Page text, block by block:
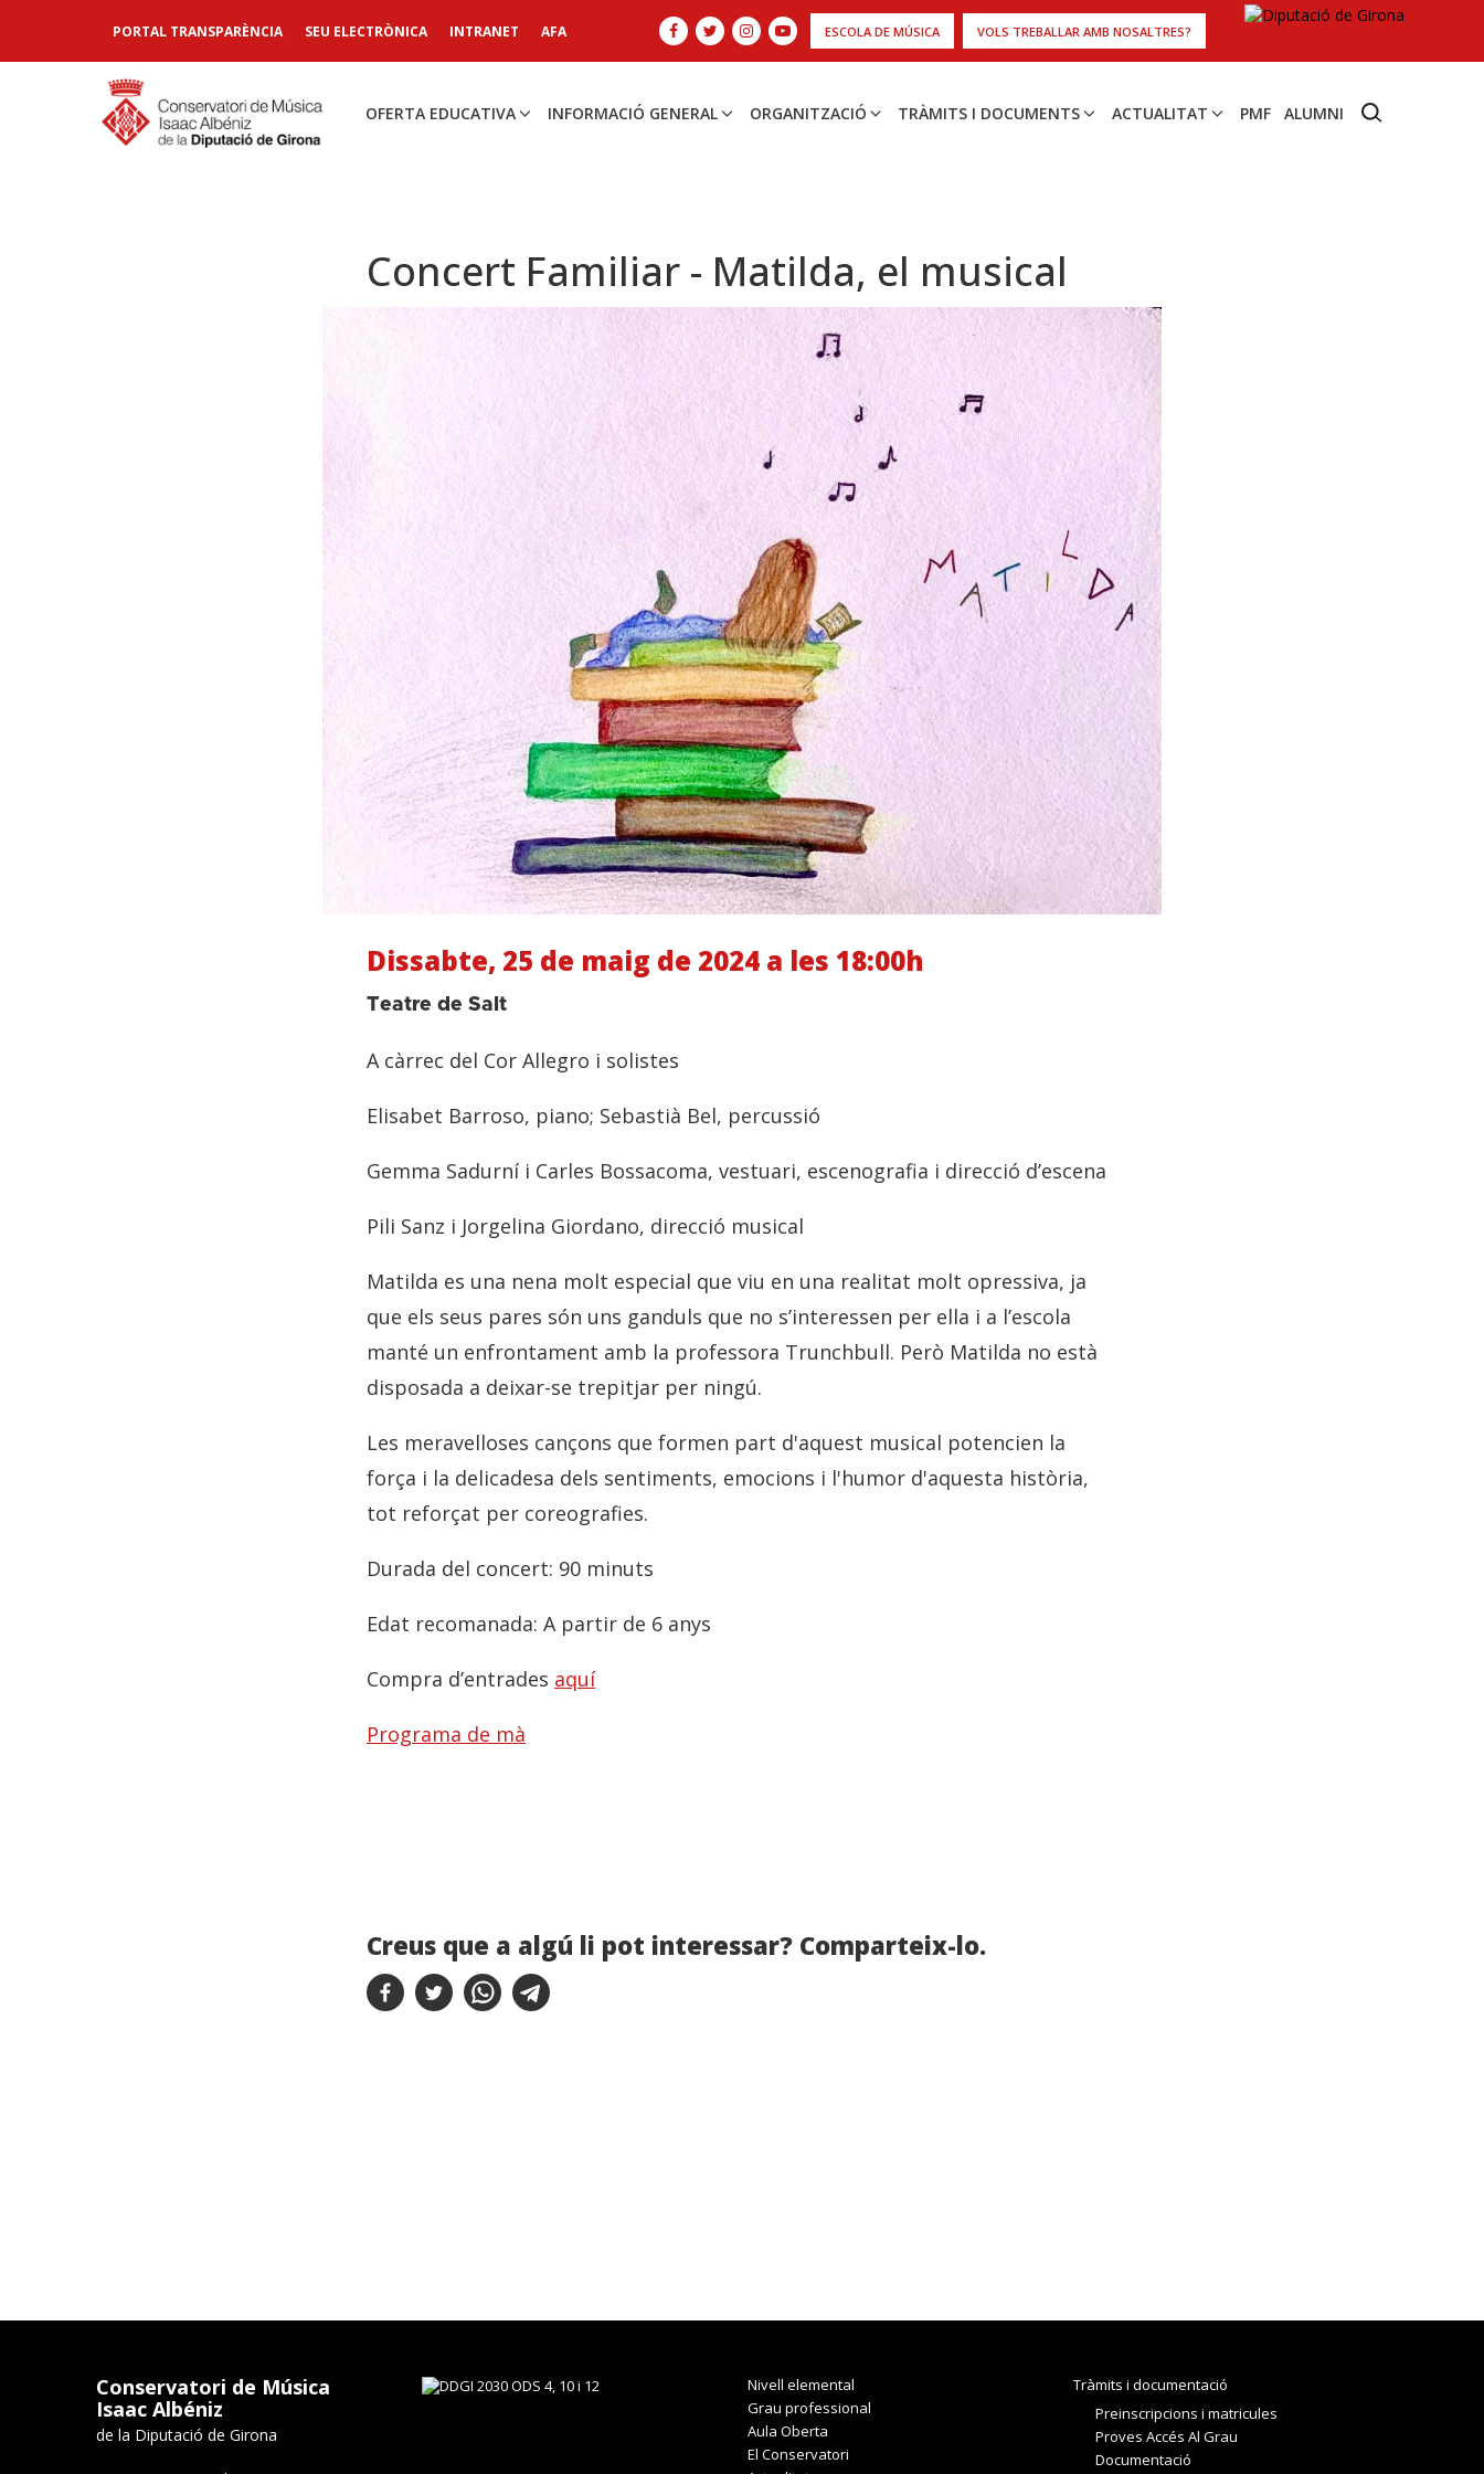
PORTAL TRANSPARÈNCIA SEU ELECTRÒNICA INTRANET AFA ESCOLA DE MÚSICA VOLS TREBALLAR AMB NOSALTRES?
OFERTA EDUCATIVA INFORMACIÓ GENERAL ORGANITZACIÓ TRÀMITS I DOCUMENTS ACTUALITAT PMF ALUMNI
Concert Familiar - Matilda, el musical
Dissabte, 25 de maig de 2024 a les 18:00h
Teatre de Salt
A càrrec del Cor Allegro i solistes
Elisabet Barroso, piano; Sebastià Bel, percussió
Gemma Sadurní i Carles Bossacoma, vestuari, escenografia i direcció d’escena
Pili Sanz i Jorgelina Giordano, direcció musical
Matilda es una nena molt especial que viu en una realitat molt opressiva, ja
que els seus pares són uns ganduls que no s’interessen per ella i a l’escola
manté un enfrontament amb la professora Trunchbull. Però Matilda no està
disposada a deixar-se trepitjar per ningú.
Les meravelloses cançons que formen part d'aquest musical potencien la
força i la delicadesa dels sentiments, emocions i l'humor d'aquesta història,
tot reforçat per coreografies.
Durada del concert: 90 minuts
Edat recomanada: A partir de 6 anys
Compra d’entrades aquí
Programa de mà
Creus que a algú li pot interessar? Comparteix-lo.
Conservatori de Música
Isaac Albéniz
de la Diputació de Girona
Nivell elemental
Grau professional
Aula Oberta
El Conservatori
Tràmits i documentació
Preinscripcions i matricules
Proves Accés Al Grau
Documentació